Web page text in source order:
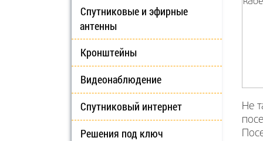
Спутниковые и эфирные
антенны
Кронштейны
Видеонаблюдение
Спутниковый интернет
Решения под ключ
Не